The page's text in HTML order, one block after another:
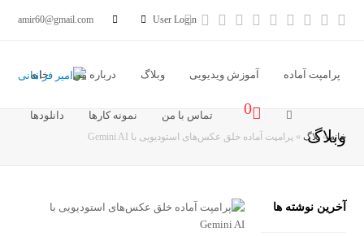
amir60@gmail.com User Login
Twitter
Facebook
Pinterest
Dribbble
Instagram
LinkedIn
YoutubeVimeo خبر
آدرس
خانه درباره من وبلاگ آموزش ویدیویی پرامپت آماده
دانلودها نمونه کارها تماس با من 0
وبلاگ
خانه»بلاگ » پرامپت آماده خلق عکس‌های استودیویی با Gemini AI
آخرین نوشته ها